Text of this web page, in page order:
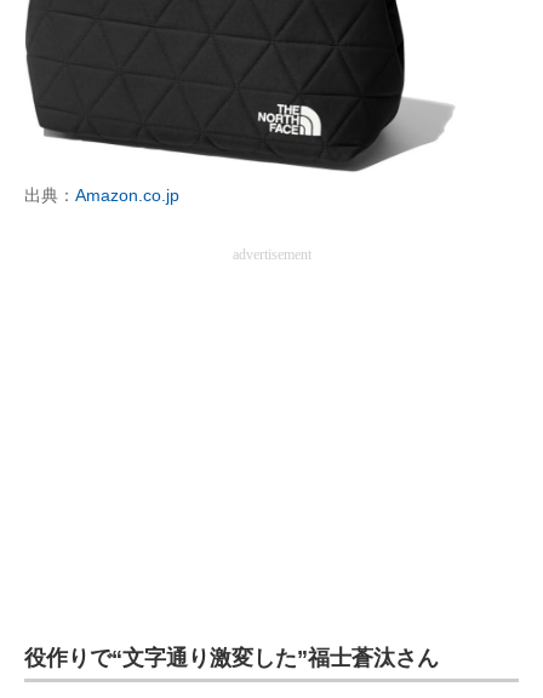
経営リーダーのコミュニティ
マーケ×ITの今がよく分かる
ITエンジニア向け専門サイト
建設×テクノロジーの最前線
出典： Amazon.co.jp
advertisement
役作りで“文字通り激変した”福士蒼汰さん